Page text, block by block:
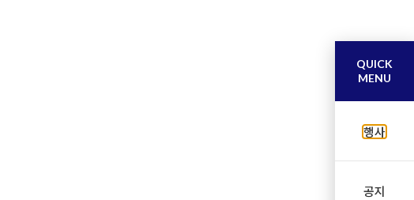
QUICK
MENU
행사
공지